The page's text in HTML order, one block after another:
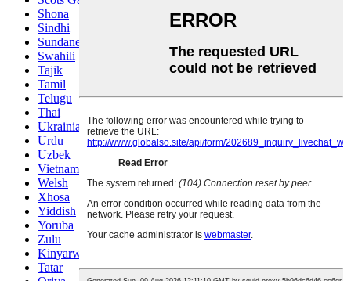
Shona
Sindhi
Sundanese
Swahili
Tajik
Tamil
Telugu
Thai
Ukrainian
Urdu
Uzbek
Vietnamese
Welsh
Xhosa
Yiddish
Yoruba
Zulu
Kinyarwanda
Tatar